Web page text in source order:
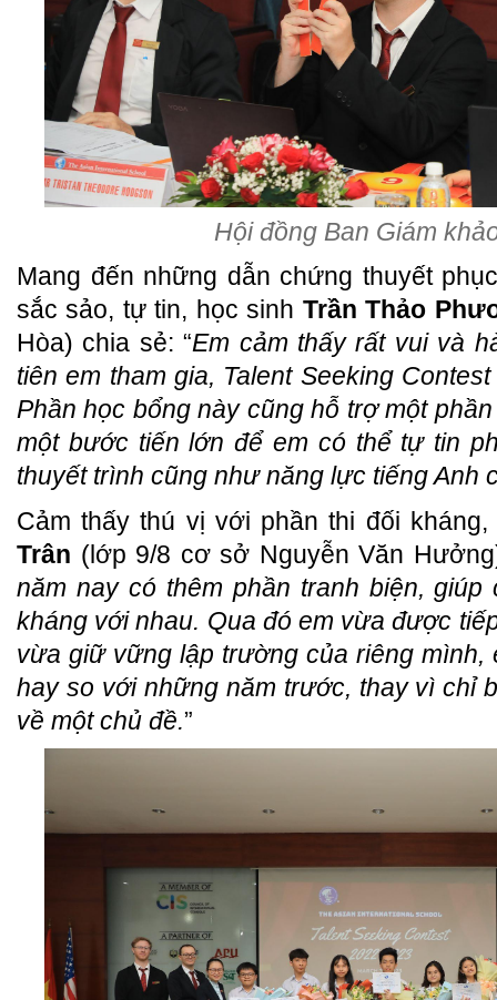
Hội đồng Ban Giám
Mang đến những dẫn chứng thuyết
sắc sảo, tự tin, học sinh Trần Thảo
Hòa) chia sẻ: “Em cảm thấy rất vui và
tiên em tham gia, Talent Seeking
Phần học bổng này cũng hỗ trợ một
một bước tiến lớn để em có thể tự tin
thuyết trình cũng như năng lực tiếng Anh
Cảm thấy thú vị với phần thi đối
Trân (lớp 9/8 cơ sở Nguyễn Văn
năm nay có thêm phần tranh biện,
kháng với nhau. Qua đó em vừa được
vừa giữ vững lập trường của riêng mình,
hay so với những năm trước, thay vì chỉ
về một chủ đề.”